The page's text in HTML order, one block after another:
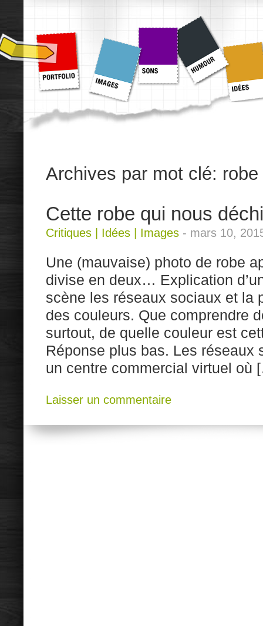
Archives par mot clé: robe
Cette robe qui nous
Critiques Idées Images - mars 10,
Une (mauvaise) photo de robe
divise en deux… Explication
scène les réseaux sociaux et la
des couleurs. Que comprendre
surtout, de quelle couleur est
Réponse plus bas. Les réseaux
un centre commercial virtuel où
Laisser un commentaire